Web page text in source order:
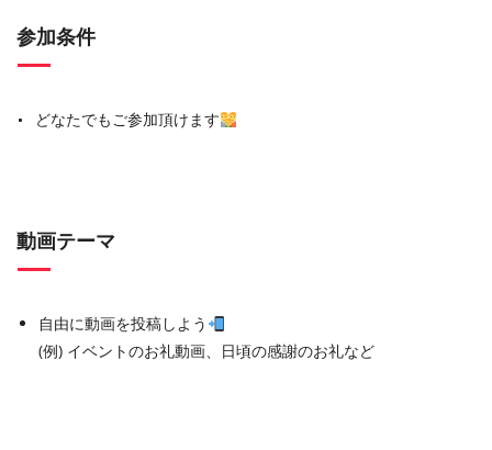
参加条件
どなたでもご参加頂けます
動画テーマ
自由に動画を投稿しよう
(例) イベントのお礼動画、日頃の感謝のお礼など